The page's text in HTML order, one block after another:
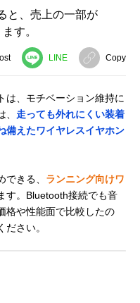
と、売上の一部が
す。
LINE Copy
は、モチベーション維持に
走っても外れにくい装着
備えたワイヤレスイヤホン
きる、 ランニング向けワ
す。Bluetooth接続でも音
格や性能面で比較したの
さい。